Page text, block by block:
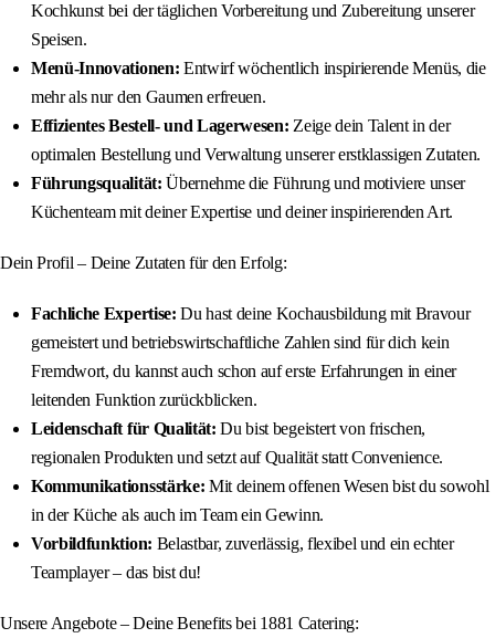
Kochkunst bei der täglichen Vorbereitung und Zubereitung unserer
Speisen.
Menü-Innovationen: Entwirf wöchentlich inspirierende Menüs, die
mehr als nur den Gaumen erfreuen.
Effizientes Bestell- und Lagerwesen: Zeige dein Talent in der
optimalen Bestellung und Verwaltung unserer erstklassigen Zutaten.
Führungsqualität: Übernehme die Führung und motiviere unser
Küchenteam mit deiner Expertise und deiner inspirierenden Art.
Dein Profil – Deine Zutaten für den Erfolg:
Fachliche Expertise: Du hast deine Kochausbildung mit Bravour
gemeistert und betriebswirtschaftliche Zahlen sind für dich kein
Fremdwort, du kannst auch schon auf erste Erfahrungen in einer
leitenden Funktion zurückblicken.
Leidenschaft für Qualität: Du bist begeistert von frischen,
regionalen Produkten und setzt auf Qualität statt Convenience.
Kommunikationsstärke: Mit deinem offenen Wesen bist du sowohl
in der Küche als auch im Team ein Gewinn.
Vorbildfunktion: Belastbar, zuverlässig, flexibel und ein echter
Teamplayer – das bist du!
Unsere Angebote – Deine Benefits bei 1881 Catering: